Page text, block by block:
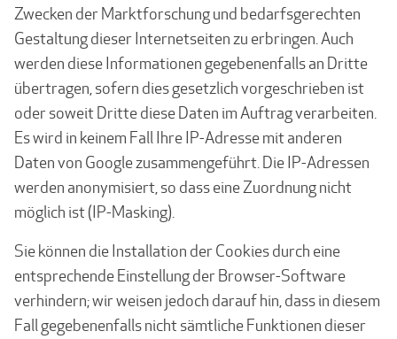
Zwecken der Marktforschung und bedarfsgerechten
Gestaltung dieser Internetseiten zu erbringen. Auch
werden diese Informationen gegebenenfalls an Dritte
übertragen, sofern dies gesetzlich vorgeschrieben ist
oder soweit Dritte diese Daten im Auftrag verarbeiten.
Es wird in keinem Fall Ihre IP-Adresse mit anderen
Daten von Google zusammengeführt. Die IP-Adressen
werden anonymisiert, so dass eine Zuordnung nicht
möglich ist (IP-Masking).
Sie können die Installation der Cookies durch eine
entsprechende Einstellung der Browser-Software
verhindern; wir weisen jedoch darauf hin, dass in diesem
Fall gegebenenfalls nicht sämtliche Funktionen dieser